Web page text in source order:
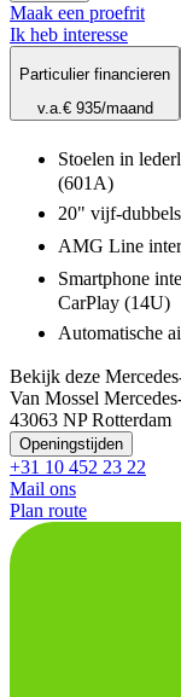
Maak een proefrit
Ik heb interesse
Particulier financieren
v.a.€ 935/maand
Stoelen in
(601A)
20" vijf-
AMG Line
Smartphone
CarPlay (14U)
Automatische
Bekijk deze
Van Mossel
43063 NP Rotterdam
Openingstijden
+31 10 452 23 22
Mail ons
Plan route